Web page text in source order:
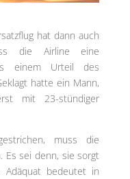
hat dann auch
die Airline eine
einem Urteil des
hatte ein Mann,
mit 23-stündiger
muss die
Es sei denn, sie sorgt
Adäquat bedeutet in